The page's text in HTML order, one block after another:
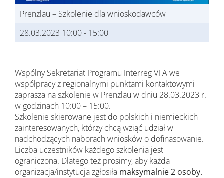
Prenzlau – Szkolenie dla wnioskodawców
28.03.2023 10:00- 15:00
Wspólny Sekretariat Programu Interreg VI A we
współpracy z regionalnymi punktami kontaktowymi
zaprasza na szkolenie w Prenzlau w dniu 28.03.2023 r.
w godzinach 10:00 – 15:00.
Szkolenie skierowane jest do polskich i niemieckich
zainteresowanych, którzy chcą wziąć udział w
nadchodzących naborach wniosków o dofinasowanie.
Liczba uczestników każdego szkolenia jest
ograniczona. Dlatego też prosimy, aby każda
organizacja/instytucja zgłosiła maksymalnie 2 osoby.